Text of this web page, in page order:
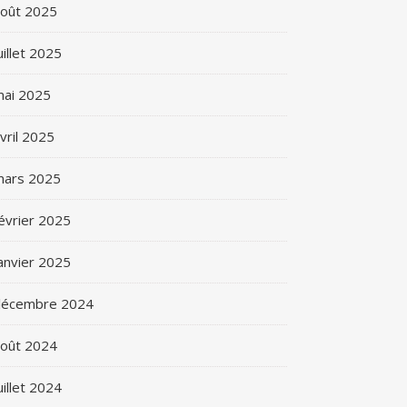
2025
2025
2025
2025
2025
2025
2025
2024
2024
2024